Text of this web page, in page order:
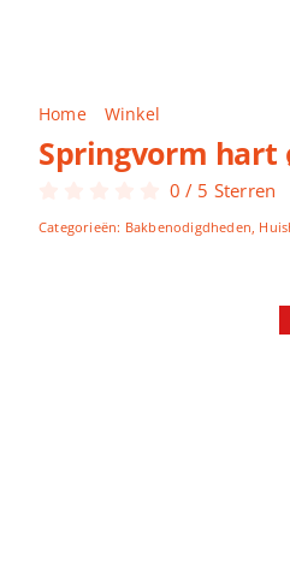
Home Winkel
Springvorm hart
0 / 5 Sterren
Categorieën: Bakbenodigdheden,